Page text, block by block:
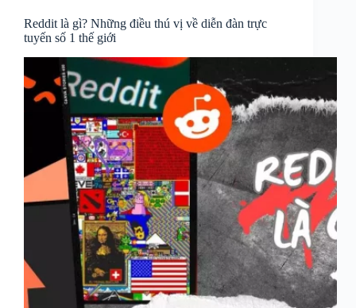
Reddit là gì? Những điều thú vị về diễn đàn trực
tuyến số 1 thế giới